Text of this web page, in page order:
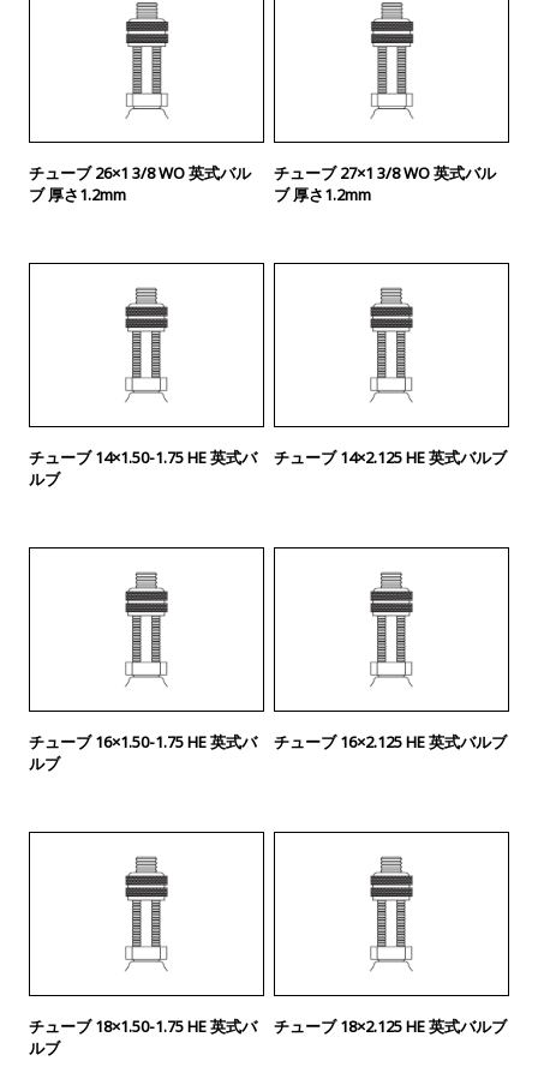
チューブ 26×1 3/8 WO 英式バル
ブ 厚さ1.2mm
チューブ 27×1 3/8 WO 英式バル
ブ 厚さ1.2mm
チューブ 14×1.50-1.75 HE 英式バ
ルブ
チューブ 14×2.125 HE 英式バルブ
チューブ 16×1.50-1.75 HE 英式バ
ルブ
チューブ 16×2.125 HE 英式バルブ
チューブ 18×1.50-1.75 HE 英式バ
ルブ
チューブ 18×2.125 HE 英式バルブ